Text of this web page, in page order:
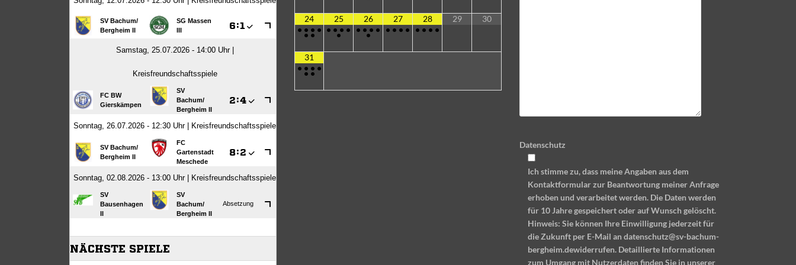
24
• • • •
• •
25
• • • •
•
26
• • • •
•
27
• • • •
28
• • • •
29 30
31
• • • •
• •
Datenschutz
Ich stimme zu, dass meine Angaben aus dem
Kontaktformular zur Beantwortung meiner Anfrage
erhoben und verarbeitet werden. Die Daten werden
für 10 Jahre gespeichert oder auf Wunsch gelöscht.
Hinweis: Sie können Ihre Einwilligung jederzeit für
die Zukunft per E-Mail an datenschutz@sv-bachum-
bergheim.dewiderrufen. Detaillierte Informationen
zum Umgang mit Nutzerdaten finden Sie in unserer